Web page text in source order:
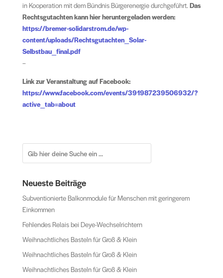
in Kooperation mit dem Bündnis Bürgerenergie durchgeführt. Das
Rechtsgutachten kann hier heruntergeladen werden:
https://bremer-solidarstrom.de/wp-
content/uploads/Rechtsgutachten_Solar-
Selbstbau_final.pdf
–
Link zur Veranstaltung auf Facebook:
https://www.facebook.com/events/391987239506932/?
active_tab=about
Neueste Beiträge
Subventionierte Balkonmodule für Menschen mit geringerem
Einkommen
Fehlendes Relais bei Deye-Wechselrichtern
Weihnachtliches Basteln für Groß & Klein
Weihnachtliches Basteln für Groß & Klein
Weihnachtliches Basteln für Groß & Klein